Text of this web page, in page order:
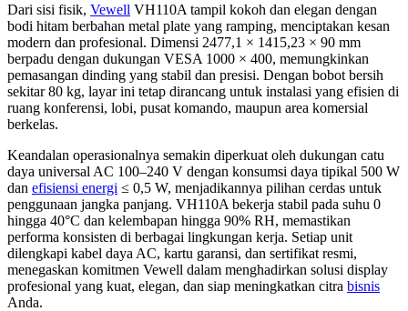
Dari sisi fisik, Vewell VH110A tampil kokoh dan elegan dengan
bodi hitam berbahan metal plate yang ramping, menciptakan kesan
modern dan profesional. Dimensi 2477,1 × 1415,23 × 90 mm
berpadu dengan dukungan VESA 1000 × 400, memungkinkan
pemasangan dinding yang stabil dan presisi. Dengan bobot bersih
sekitar 80 kg, layar ini tetap dirancang untuk instalasi yang efisien di
ruang konferensi, lobi, pusat komando, maupun area komersial
berkelas.
Keandalan operasionalnya semakin diperkuat oleh dukungan catu
daya universal AC 100–240 V dengan konsumsi daya tipikal 500 W
dan efisiensi energi ≤ 0,5 W, menjadikannya pilihan cerdas untuk
penggunaan jangka panjang. VH110A bekerja stabil pada suhu 0
hingga 40°C dan kelembapan hingga 90% RH, memastikan
performa konsisten di berbagai lingkungan kerja. Setiap unit
dilengkapi kabel daya AC, kartu garansi, dan sertifikat resmi,
menegaskan komitmen Vewell dalam menghadirkan solusi display
profesional yang kuat, elegan, dan siap meningkatkan citra bisnis
Anda.